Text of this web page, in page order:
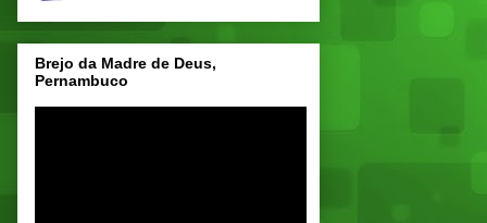
Brejo da Madre de Deus,
Pernambuco